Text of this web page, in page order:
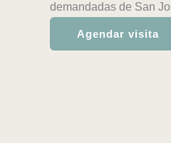
demandadas de San
Agendar visita